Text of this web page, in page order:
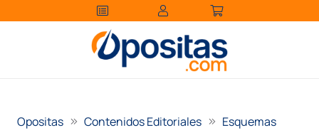
Opositas Contenidos Editoriales Esquemas